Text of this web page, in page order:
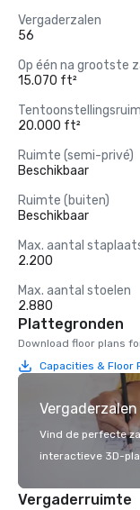
Vergaderzalen
56
Op één na grootste
15.070 ft²
20.000 ft²
Ruimte (semi-privé)
Beschikbaar
Ruimte (buiten)
Beschikbaar
Max. aantal
2.200
Max. aantal stoelen
2.880
Plattegronden
Download floor plans
Capacities & Floor
Vind de perfecte
interactieve 3D-
Vergaderruimte